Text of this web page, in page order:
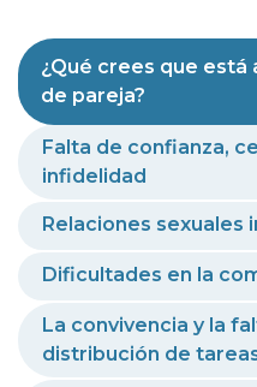
¿Qué crees que
de pareja?
Falta de confianza,
infidelidad
Relaciones sexuales
Dificultades en la
La convivencia y la
distribución de